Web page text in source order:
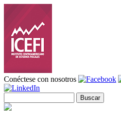
Pasar al contenido principal
Conéctese con nosotros
Formulario de búsqueda